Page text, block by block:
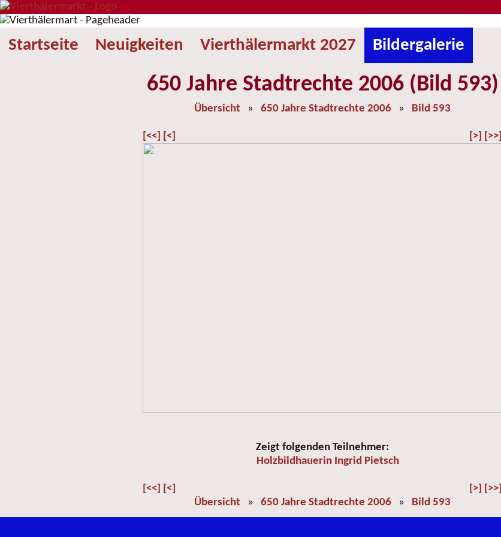
Startseite Neuigkeiten Vierthälermarkt 2027 Bildergalerie
650 Jahre Stadtrechte 2006 (Bild 593)
Übersicht » 650 Jahre Stadtrechte 2006 » Bild 593
[<<] [<] [>] [>>]
Zeigt folgenden Teilnehmer:
Holzbildhauerin Ingrid Pietsch
[<<] [<] [>] [>>]
Übersicht » 650 Jahre Stadtrechte 2006 » Bild 593